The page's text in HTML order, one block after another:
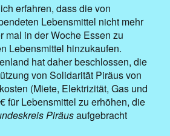
erfahren, dass die von
Lebensmittel nicht mehr
mal in der Woche Essen zu
Lebensmittel hinzukaufen.
hat daher beschlossen, die
von Solidarität Piräus von
(Miete, Elektrizität, Gas und
für Lebensmittel zu erhöhen, die
Piräusaufgebracht